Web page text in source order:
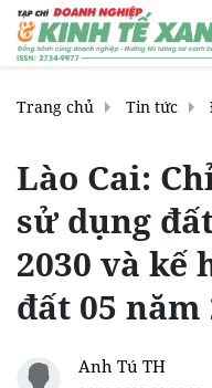
Trang chủ Tin tức
Lào Cai:
sử dụng
2030 và kế
đất 05 năm
Anh Tú TH